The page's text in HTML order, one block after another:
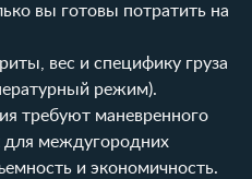
вы готовы потратить на
вес и специфику груза
режим).
требуют маневренного
для междугородних
и экономичность.